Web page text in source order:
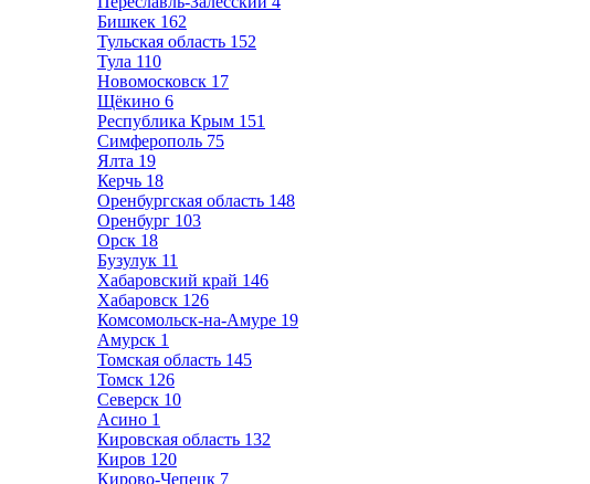
Бишкек 162
Тульская область 152
Тула 110
Новомосковск 17
Щёкино 6
Республика Крым 151
Симферополь 75
Ялта 19
Керчь 18
Оренбургская область 148
Оренбург 103
Орск 18
Бузулук 11
Хабаровский край 146
Хабаровск 126
Комсомольск-на-Амуре 19
Амурск 1
Томская область 145
Томск 126
Северск 10
Асино 1
Кировская область 132
Киров 120
Кирово-Чепецк 7